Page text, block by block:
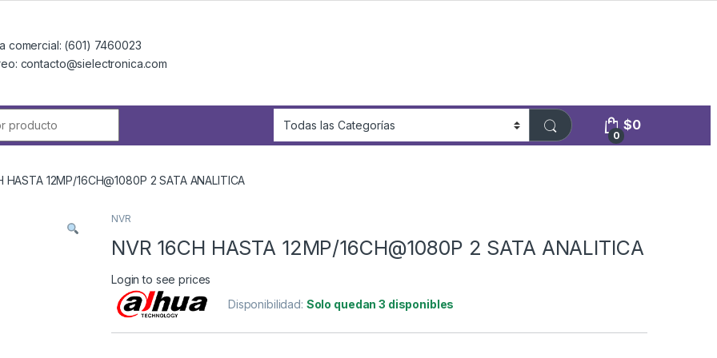
comercial: (601) 7460023
contacto@sielectronica.com
0
$0
HASTA 12MP/16CH@1080P 2 SATA ANALITICA
NVR
NVR 16CH HASTA 12MP/16CH@1080P 2 SATA ANALITICA
Login to see prices
Disponibilidad: Solo quedan 3 disponibles